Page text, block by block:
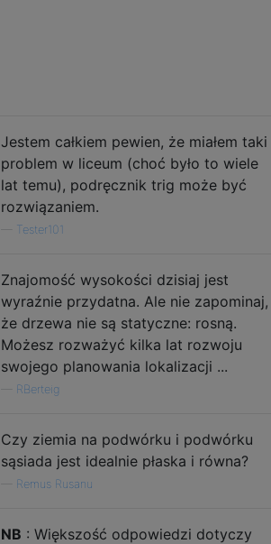
Jestem całkiem pewien, że miałem taki
problem w liceum (choć było to wiele
lat temu), podręcznik trig może być
rozwiązaniem.
Tester101
Znajomość wysokości dzisiaj jest
wyraźnie przydatna. Ale nie zapominaj,
że drzewa nie są statyczne: rosną.
Możesz rozważyć kilka lat rozwoju
swojego planowania lokalizacji ...
RBerteig
Czy ziemia na podwórku i podwórku
sąsiada jest idealnie płaska i równa?
Remus Rusanu
NB : Większość odpowiedzi dotyczy